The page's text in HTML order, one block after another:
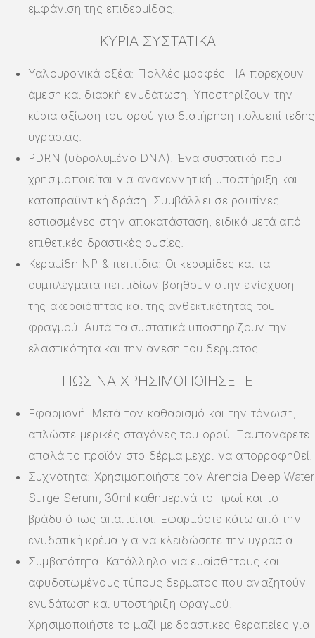
εμφάνιση της επιδερμίδας.
ΚΎΡΙΑ ΣΥΣΤΑΤΙΚΆ
Υαλουρονικά οξέα: Πολλές μορφές HA παρέχουν
άμεση και διαρκή ενυδάτωση. Υποστηρίζουν την
κύρια αξίωση του ορού για διατήρηση πολυεπίπεδης
υγρασίας.
PDRN (υδρολυμένο DNA): Ένα συστατικό που
χρησιμοποιείται για αναγεννητική υποστήριξη και
καταπραϋντική δράση. Συμβάλλει σε ρουτίνες
εστιασμένες στην αποκατάσταση, ειδικά μετά από
επιθετικές δραστικές ουσίες.
Κεραμίδη NP & πεπτίδια: Οι κεραμίδες και τα
συμπλέγματα πεπτιδίων βοηθούν στην ενίσχυση
της ακεραιότητας και της ανθεκτικότητας του
φραγμού. Αυτά τα συστατικά υποστηρίζουν την
ελαστικότητα και την άνεση του δέρματος.
ΠΏΣ ΝΑ ΧΡΗΣΙΜΟΠΟΙΉΣΕΤΕ
Εφαρμογή: Μετά τον καθαρισμό και την τόνωση,
απλώστε μερικές σταγόνες του ορού. Ταμπονάρετε
απαλά το προϊόν στο δέρμα μέχρι να απορροφηθεί.
Συχνότητα: Χρησιμοποιήστε τον Arencia Deep Water
Surge Serum, 30ml καθημερινά το πρωί και το
βράδυ όπως απαιτείται. Εφαρμόστε κάτω από την
ενυδατική κρέμα για να κλειδώσετε την υγρασία.
Συμβατότητα: Κατάλληλο για ευαίσθητους και
αφυδατωμένους τύπους δέρματος που αναζητούν
ενυδάτωση και υποστήριξη φραγμού.
Χρησιμοποιήστε το μαζί με δραστικές θεραπείες για